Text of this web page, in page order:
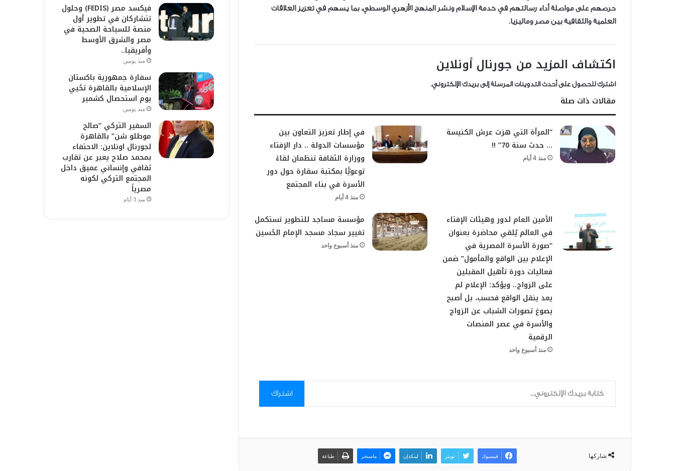
حرصهم على مواصلة أداء رسالتهم في خدمة الإسلام ونشر المنهج الأزهري الوسطي، بما يسهم في تعزيز العلاقات
العلمية والثقافية بين مصر وماليزيا.
اكتشاف المزيد من جورنال أونلاين
اشترك للحصول على أحدث التدوينات المرسلة إلى بريدك الإلكتروني.
مقالات ذات صلة
“المرأة التي هزت عرش الكنيسة
… حدث سنة 70” !!
منذ 4 أيام
في إطار تعزيز التعاون بين
مؤسسات الدولة .. دار الإفتاء
ووزارة الثقافة تنظمان لقاءً
توعويًّا بمكتبة سقارة حول دور
الأسرة في بناء المجتمع
منذ 4 أيام
الأمين العام لدور وهيئات الإفتاء
في العالم يُلقي محاضرة بعنوان
“صورة الأسرة المصرية في
الإعلام بين الواقع والمأمول” ضمن
فعاليات دورة تأهيل المقبلين
على الزواج.. ويؤكد: الإعلام لم
يعد ينقل الواقع فحسب، بل أصبح
يصوغ تصورات الشباب عن الزواج
والأسرة في عصر المنصات
الرقمية
منذ أسبوع واحد
مؤسسة مساجد للتطوير تستكمل
تغيير سجاد مسجد الإمام الحُسين
منذ أسبوع واحد
كتابة بريدك الإلكتروني...
اشتراك
شاركها فيسبوك تويتر لينكدإن ماسنجر طباعة
فيكسد مصر (FEDIS) وحلول
تتشاركان في تطوير أول
منصة للسياحة الصحية في
مصر والشرق الأوسط
وأفريقيا..
منذ يومين
سفارة جمهورية باكستان
الإسلامية بالقاهرة تحُيي
يوم استحصال كشمير
منذ يومين
السفير التركي “صالح
موطلو شن” بالقاهرة
لجورنال اونلاين: الاحتفاء
بمحمد صلاح يعبر عن تقارب
ثقافي وإنساني عميق داخل
المجتمع التركي لكونه
مصرياً
منذ 3 أيام